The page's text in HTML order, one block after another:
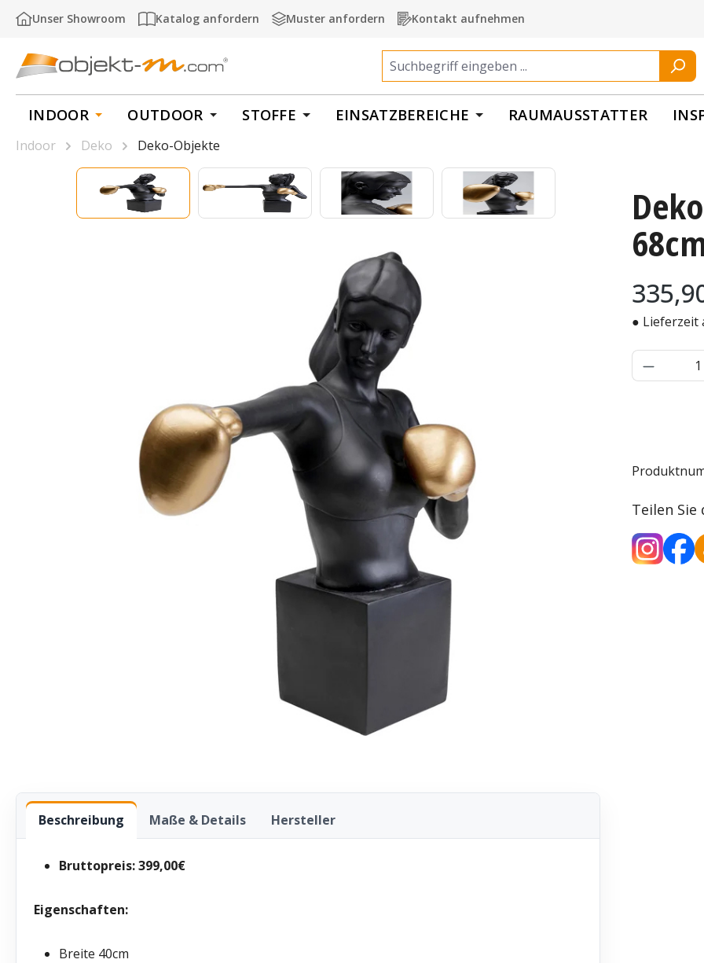
Hauptinhalt springen
Zur Suche springen
Zur Hauptnavigation springen
Unser Showroom Katalog anfordern Muster anfordern Kontakt aufnehmen
INDOOR OUTDOOR STOFFE EINSATZBEREICHE RAUMAUSSTATTER
Regulärer
● Lieferzeit
Teilen Sie
Indoor Deko
Deko-Objekte
Bildergalerie überspringen
Beschreibung Maße & Details Hersteller
Bruttopreis: 399,00€
Eigenschaften:
Breite 40cm